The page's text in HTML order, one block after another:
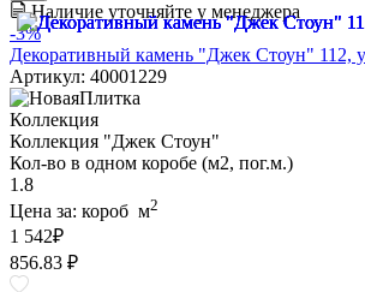
Наличие уточняйте у менеджера
-3%
Декоративный камень "Джек Стоун" 112,
Артикул: 40001229
Коллекция
Коллекция "Джек Стоун"
Кол-во в одном коробе (м2, пог.м.)
1.8
Цена за: короб м2
1 542₽
856.83 ₽